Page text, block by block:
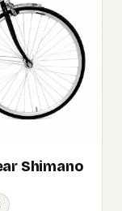
Shimano